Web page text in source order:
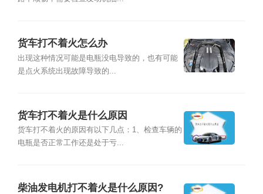
货车打不着火怎么办
出现这种情况可能是电瓶没电导致的，也有可能
是点火系统出现故障导致的...
货车打不着火是什么原因
货车打不着火的原因有以下几点：1、检查车辆的
电瓶是否正常工作还是处于亏...
柴油发电机打不着火是什么原因?